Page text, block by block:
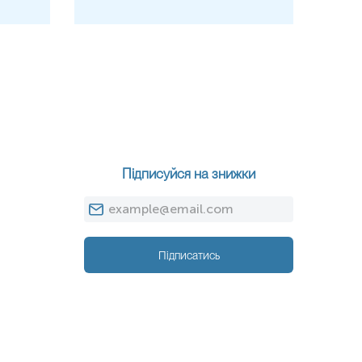
Підписуйся на знижки
Підписатись